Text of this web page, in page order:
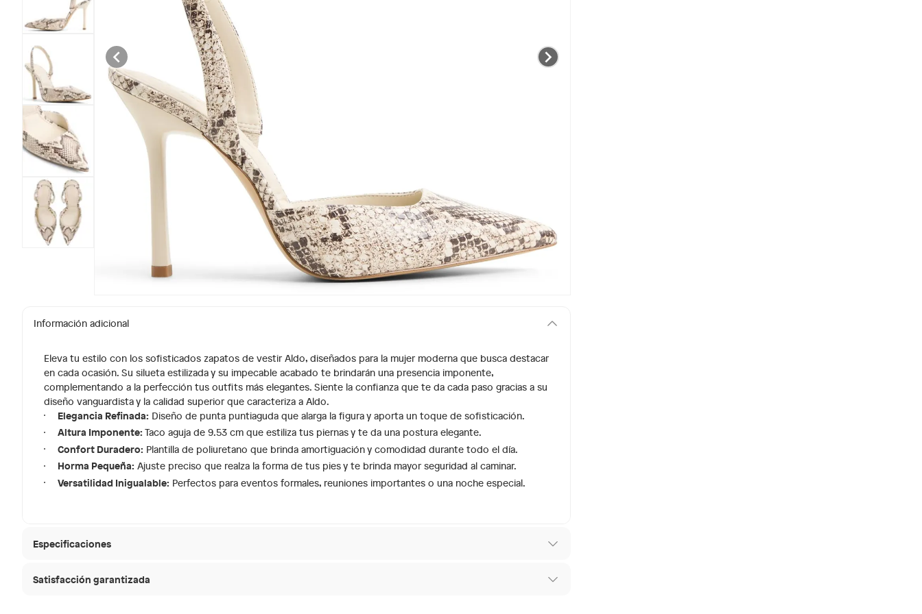
Información adicional
Eleva tu estilo con los sofisticados zapatos de vestir Aldo, diseñados para la mujer moderna que busca destacar
en cada ocasión. Su silueta estilizada y su impecable acabado te brindarán una presencia imponente,
complementando a la perfección tus outfits más elegantes. Siente la confianza que te da cada paso gracias a su
diseño vanguardista y la calidad superior que caracteriza a Aldo.
Elegancia Refinada: Diseño de punta puntiaguda que alarga la figura y aporta un toque de sofisticación.
Altura Imponente: Taco aguja de 9.53 cm que estiliza tus piernas y te da una postura elegante.
Confort Duradero: Plantilla de poliuretano que brinda amortiguación y comodidad durante todo el día.
Horma Pequeña: Ajuste preciso que realza la forma de tus pies y te brinda mayor seguridad al caminar.
Versatilidad Inigualable: Perfectos para eventos formales, reuniones importantes o una noche especial.
Especificaciones
Condicion del producto
Satisfacción garantizada